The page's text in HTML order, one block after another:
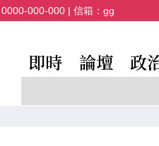
0000-000-000 | 信箱： gg
即時 論壇 政